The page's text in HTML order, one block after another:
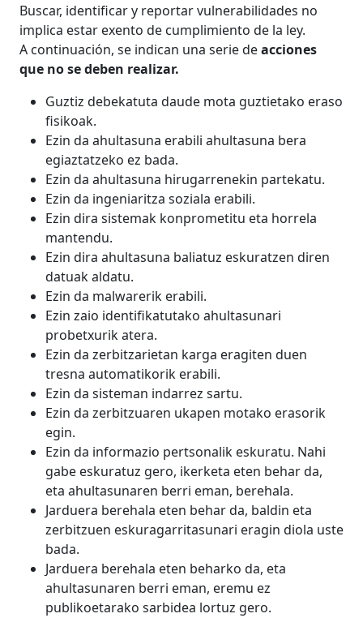
Buscar, identificar y reportar vulnerabilidades no
implica estar exento de cumplimiento de la ley.
A continuación, se indican una serie deacciones
que no se deben realizar.
Guztiz debekatuta daude mota guztietako eraso
fisikoak.
Ezin da ahultasuna erabili ahultasuna bera
egiaztatzeko ez bada.
Ezin da ahultasuna hirugarrenekin partekatu.
Ezin da ingeniaritza soziala erabili.
Ezin dira sistemak konprometitu eta horrela
mantendu.
Ezin dira ahultasuna baliatuz eskuratzen diren
datuak aldatu.
Ezin da malwarerik erabili.
Ezin zaio identifikatutako ahultasunari
probetxurik atera.
Ezin da zerbitzarietan karga eragiten duen
tresna automatikorik erabili.
Ezin da sisteman indarrez sartu.
Ezin da zerbitzuaren ukapen motako erasorik
egin.
Ezin da informazio pertsonalik eskuratu. Nahi
gabe eskuratuz gero, ikerketa eten behar da,
eta ahultasunaren berri eman, berehala.
Jarduera berehala eten behar da, baldin eta
zerbitzuen eskuragarritasunari eragin diola uste
bada.
Jarduera berehala eten beharko da, eta
ahultasunaren berri eman, eremu ez
publikoetarako sarbidea lortuz gero.